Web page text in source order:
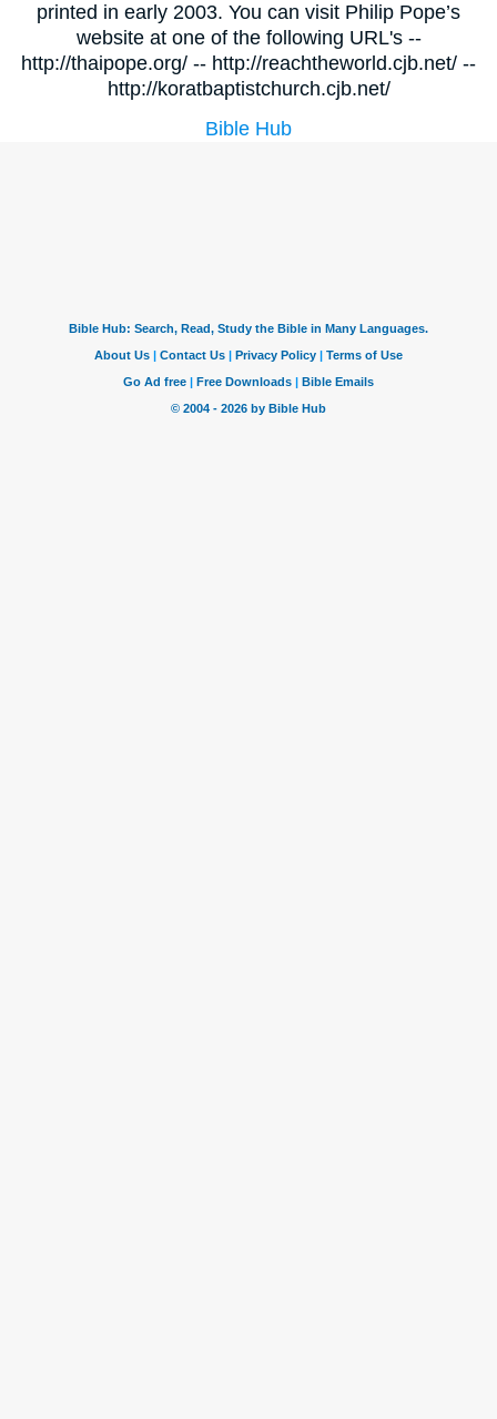
printed in early 2003. You can visit Philip Pope’s
website at one of the following URL's --
http://thaipope.org/ -- http://reachtheworld.cjb.net/ --
http://koratbaptistchurch.cjb.net/
Bible Hub